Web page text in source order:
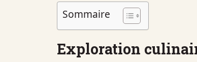
Sommaire
Exploration